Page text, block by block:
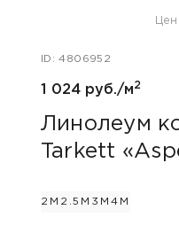
ID: 4806952
1 024 руб./м2
Линолеум
Tarkett
2М 2.5М 3М 4М